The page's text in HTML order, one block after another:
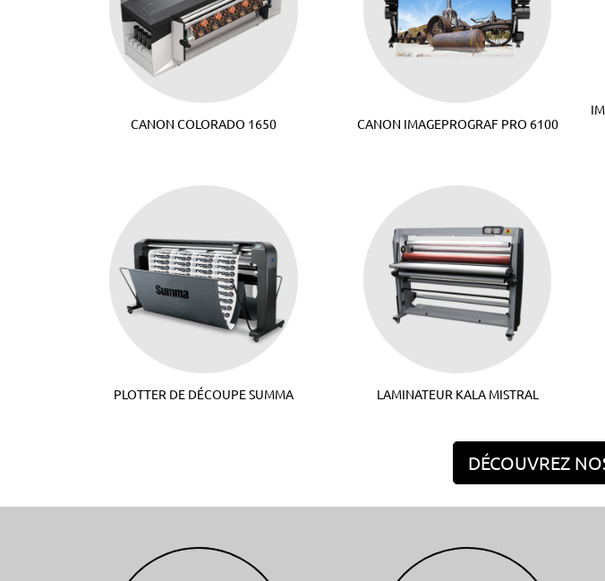
CANON COLORADO 1650 CANON IMAGEPROGRAF PRO 6100
PLOTTER DE DÉCOUPE SUMMA LAMINATEUR KALA MISTRAL
DÉCOUVREZ